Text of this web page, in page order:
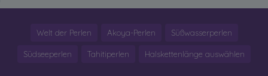
Welt der Perlen Akoya-Perlen Süßwasserperlen
Südseeperlen Tahitiperlen Halskettenlänge auswählen